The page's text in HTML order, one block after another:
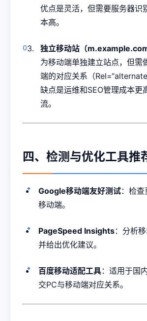
优点是灵活，但需要服务器识
本高。
独立移动站（m.example.com
为移动端单独建立站点，但需
端的对应关系（
缺点是运维和SEO管理成本更
流。
四、检测与优化工具推
Google移动端友好测试：检
移动端。
PageSpeed Insights：分析
并给出优化建议。
百度移动适配工具：适用于国
交PC与移动端对应关系。